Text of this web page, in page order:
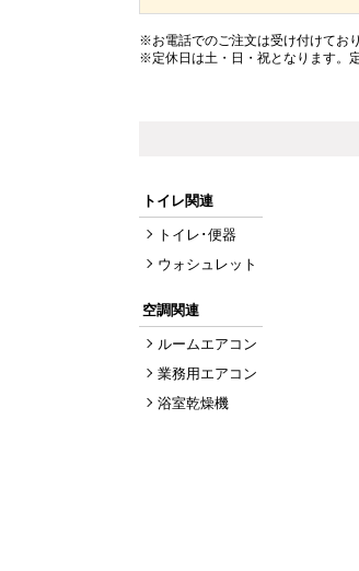
※お電話でのご注文は受け付けており
※定休日は土・日・祝となります。
トイレ関連
トイレ･便器
ウォシュレット
空調関連
ルームエアコン
業務用エアコン
浴室乾燥機